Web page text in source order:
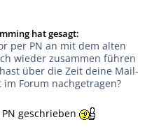
hat gesagt:
per PN an mit dem alten
wieder zusammen führen
über die Zeit deine Mail-
Forum nachgetragen?
geschrieben